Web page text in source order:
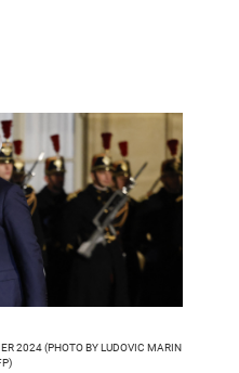
2024 (PHOTO BY LUDOVIC MARIN